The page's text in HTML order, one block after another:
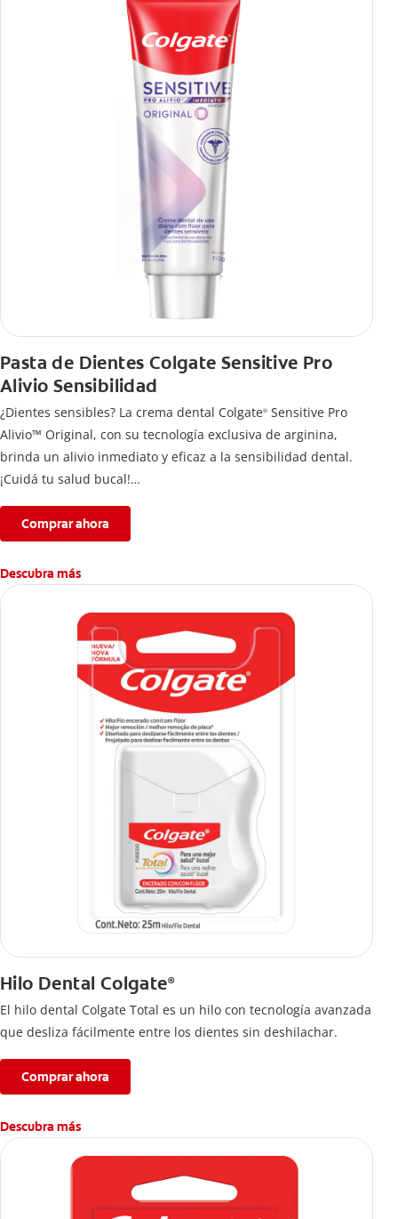
Pasta de Dientes Colgate Sensitive Pro
Alivio Sensibilidad
¿Dientes sensibles? La crema dental Colgate® Sensitive Pro
Alivio™ Original, con su tecnología exclusiva de arginina,
brinda un alivio inmediato y eficaz a la sensibilidad dental.
¡Cuidá tu salud bucal!
la crema de dientes Colgate
para un alivio instantáneo* y duradero causado por la
sensibilidad dental.
*Con aplicación directa, masajeando por un minuto en cada
diente sensible.
Comprar ahora
Descubra más
Hilo Dental Colgate®
El hilo dental Colgate Total es un hilo con tecnología avanzada
que desliza fácilmente entre los dientes sin deshilachar.
Comprar ahora
Descubra más